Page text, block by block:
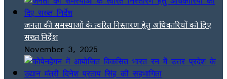
जनता की समस्याओं के त्वरित निस्तारण हेतु अधिकारियों को दिए
सख्त निर्देश
November 3, 2025